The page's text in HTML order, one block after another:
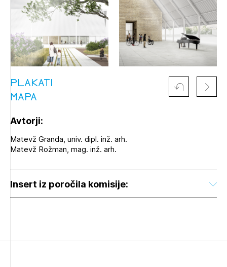
PLAKATI
MAPA
Avtorji:
Matevž Granda, univ. dipl. inž. arh.
Matevž Rožman, mag. inž. arh.
Insert iz poročila komisije: